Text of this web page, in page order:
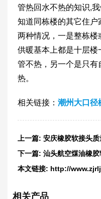
管热回水不热的知识,
知道同栋楼的其它住
两种情况，一是整栋楼
供暖基本上都是十层楼
管不热，另一个是只有
热。
相关链接： 潮州大口径
上一篇: 安庆橡胶软接头
下一篇: 汕头航空煤油橡
本文链接: http://
相关产品